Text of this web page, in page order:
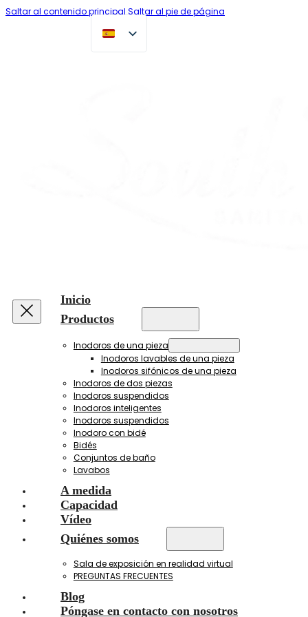
Saltar al contenido principal Saltar al pie de página
Inicio
Productos
Inodoros de una pieza
Inodoros lavables de una pieza
Inodoros sifónicos de una pieza
Inodoros de dos piezas
Inodoros suspendidos
Inodoros inteligentes
Inodoros suspendidos
Inodoro con bidé
Bidés
Conjuntos de baño
Lavabos
A medida
Capacidad
Vídeo
Quiénes somos
Sala de exposición en realidad virtual
PREGUNTAS FRECUENTES
Blog
Póngase en contacto con nosotros